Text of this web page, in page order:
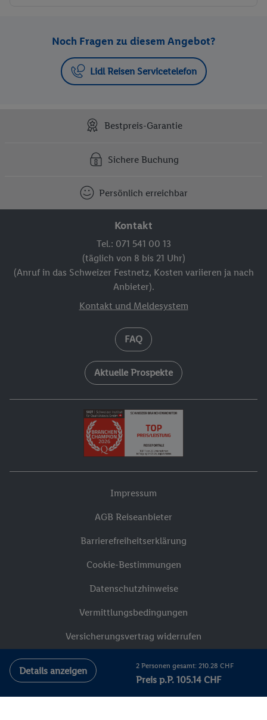
Noch Fragen zu diesem Angebot?
Lidl Reisen Servicetelefon
Details anzeigen 2 Personen gesamt: 210.28 CHF
Preis p.P. 105.14 CHF
Bestpreis-Garantie
Sichere Buchung
Persönlich erreichbar
Kontakt
Tel.: 071 541 00 13
(täglich von 8 bis 21 Uhr)
(Anruf in das Schweizer Festnetz, Kosten variieren ja nach
Anbieter).
Kontakt und Meldesystem
FAQ
Aktuelle Prospekte
Impressum
AGB Reiseanbieter
Barrierefreiheitserklärung
Cookie-Bestimmungen
Datenschutzhinweise
Vermittlungsbedingungen
Versicherungsvertrag widerrufen